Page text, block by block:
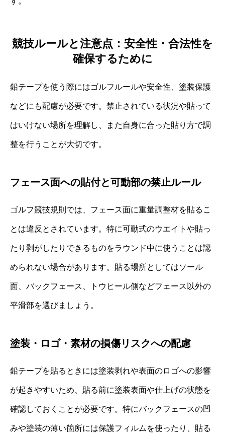
競技ルールと注意点：安全性・合法性を
確保するために
鉛テープを使う際にはゴルフルールや安全性、塗装保護
などにも配慮が必要です。禁止されている状況や貼って
はいけない場所を理解し、また自身に合った貼り方で調
整を行うことが大切です。
フェース面への貼付と可動部の禁止ルール
ゴルフ競技規則では、フェース面に重量調整材を貼るこ
とは違反とされています。特に可動式のウエイトや貼っ
たり剥がしたりできるものをラウンド中に使うことは認
められない場合があります。貼る場所としてはソール
面、バックフェース、トウヒール側などフェース以外の
平滑部を選びましょう。
塗装・ロゴ・素材の損傷リスクへの配慮
鉛テープを貼るときには塗装剥れや表面のロゴへの影響
が起きやすいため、貼る前に塗装表面や仕上げの状態を
確認しておくことが必要です。特にバックフェースの凹
みや塗装の薄い箇所には保護フィルムを使ったり、貼る